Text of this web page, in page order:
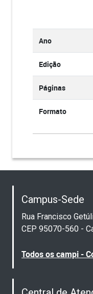
Ano
Edição
Páginas
Formato
Campus-Sede
Rua Francisco
CEP 95070-560 -
Todos os campi -